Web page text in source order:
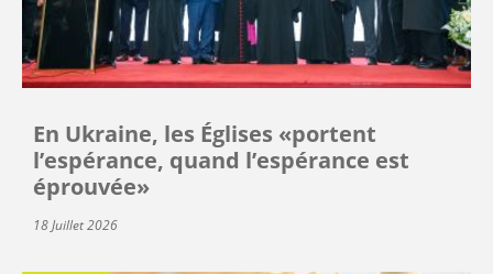
En Ukraine, les Églises «portent
l’espérance, quand l’espérance est
éprouvée»
18 Juillet 2026